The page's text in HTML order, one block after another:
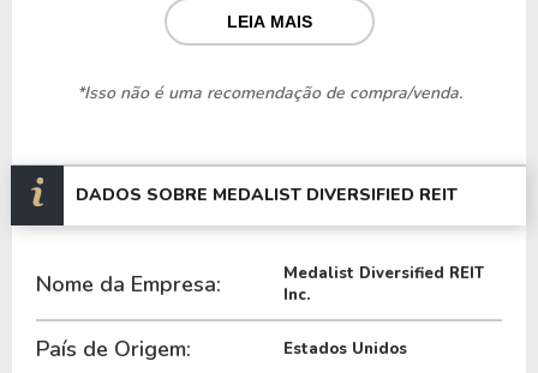
Nos últimos 12 meses o REIT teve um faturamento
de $ 10,39 Milhões, que gerou um prejuízo no
possui um P/L de -4,76, um P/VP de 0,46 e nos
últimos 12 meses o dividend yeld da MDRR ficou
em 2,43%.
O REIT é negociada no exterior através do ticker
LEIA MAIS
*Isso não é uma recomendação de compra/venda.
DADOS SOBRE MEDALIST DIVERSIFIED REIT
Nome da Empresa:
Medalist Diversified REIT
Inc.
País de Origem: Estados Unidos